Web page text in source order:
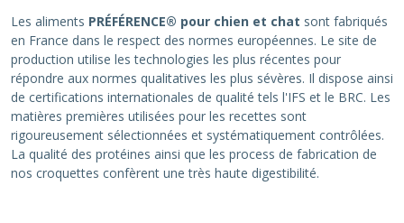
Les aliments PRÉFÉRENCE® pour chien et chat sont fabriqués
en France dans le respect des normes européennes. Le site de
production utilise les technologies les plus récentes pour
répondre aux normes qualitatives les plus sévères. Il dispose ainsi
de certifications internationales de qualité tels l'IFS et le BRC. Les
matières premières utilisées pour les recettes sont
rigoureusement sélectionnées et systématiquement contrôlées.
La qualité des protéines ainsi que les process de fabrication de
nos croquettes confèrent une très haute digestibilité.